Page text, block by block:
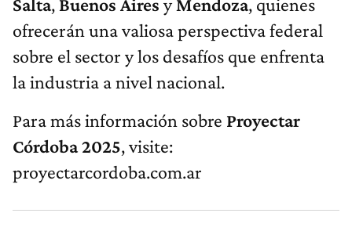
Salta, Buenos Aires yMendoza, quienes
ofrecerán una valiosa perspectiva federal
sobre el sector y los desafíos que enfrenta
la industria a nivel nacional.
Para más información sobre Proyectar
Córdoba2025, visite:
proyectarcordoba.com.ar